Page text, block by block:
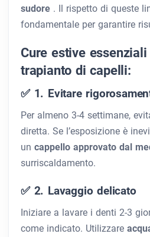
sudore . Il rispetto di queste
fondamentale per garantire
Cure estive essenziali
trapianto di capelli:
✅ 1. Evitare
Per almeno 3-4 settimane,
diretta. Se l’esposizione è
un cappello approvato dal
surriscaldamento.
✅ 2. Lavaggio delicato
Iniziare a lavare i denti 2-3
come indicato. Utilizzare